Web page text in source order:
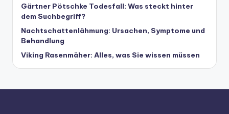
Gärtner Pötschke Todesfall: Was steckt hinter
dem Suchbegriff?
Nachtschattenlähmung: Ursachen, Symptome und
Behandlung
Viking Rasenmäher: Alles, was Sie wissen müssen